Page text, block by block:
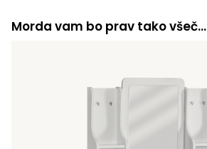
Morda vam bo prav tako všeč…